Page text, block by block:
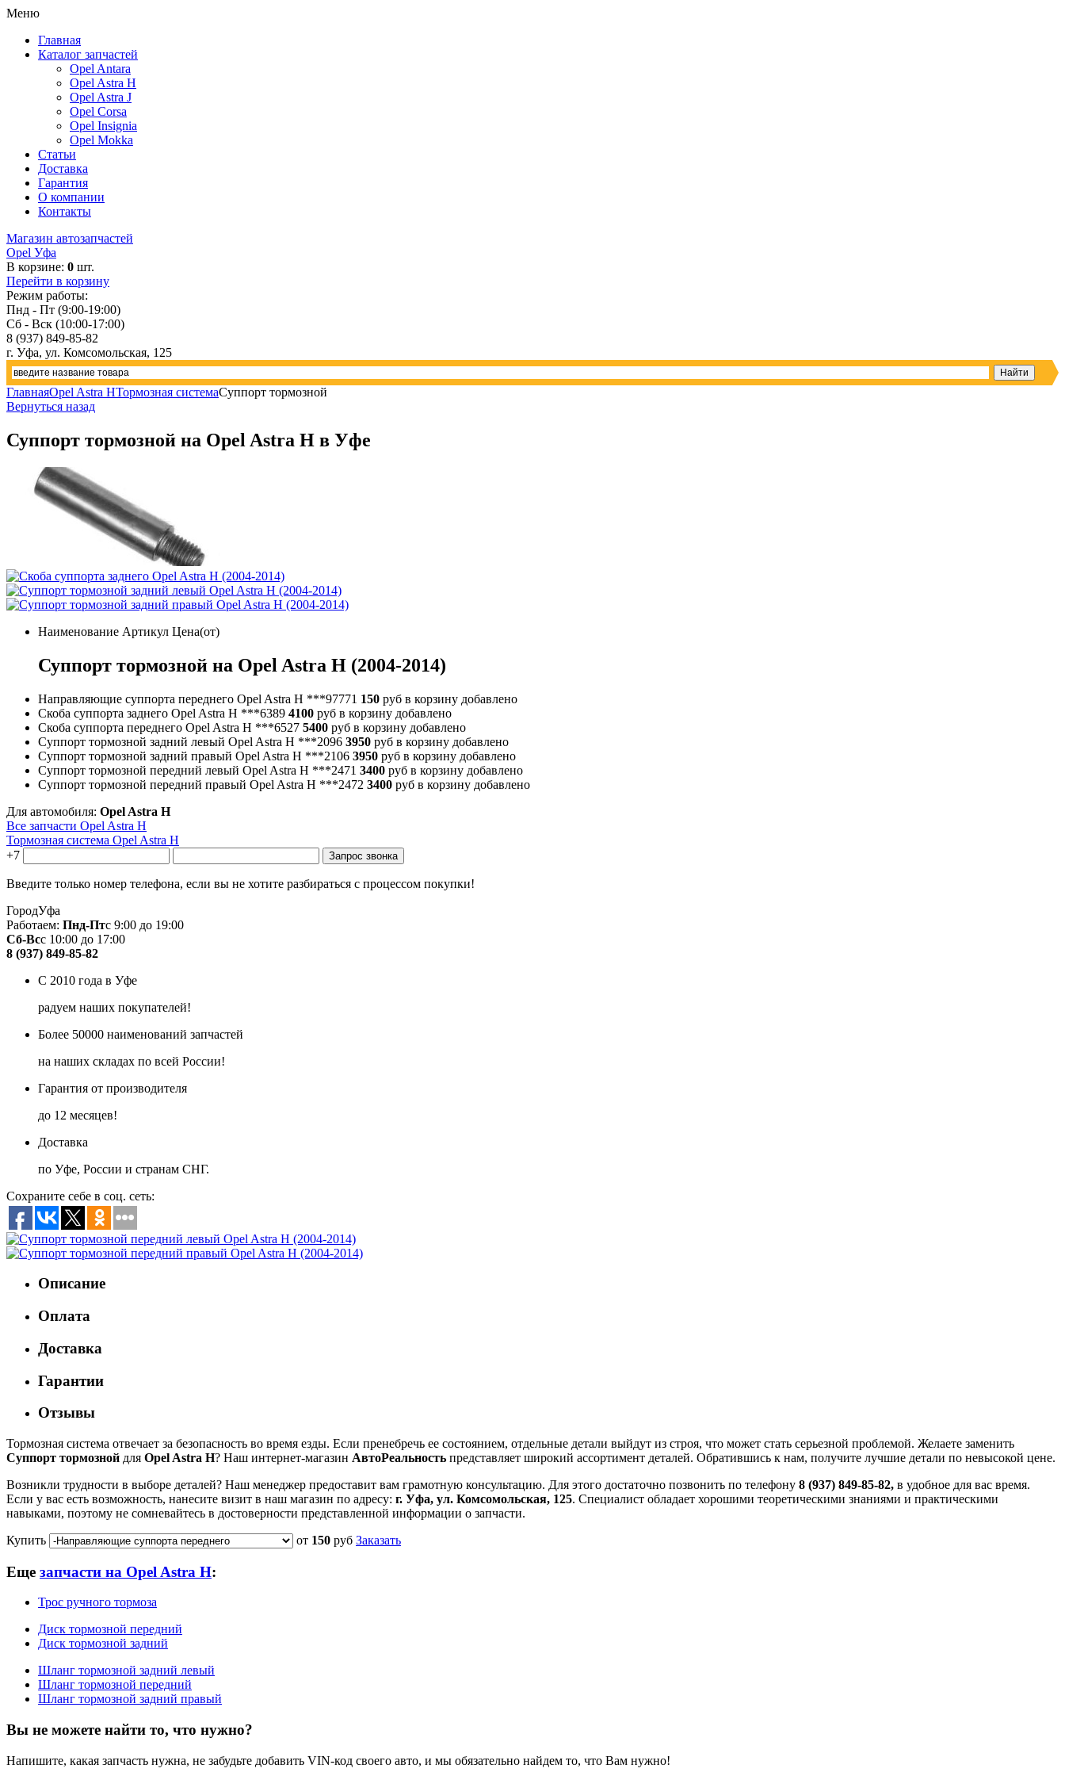
Меню
Главная
Каталог запчастей
Opel Antara
Opel Astra H
Opel Astra J
Opel Corsa
Opel Insignia
Opel Mokka
Статьи
Доставка
Гарантия
О компании
Контакты
Магазин автозапчастей
Opel Уфа
В корзине: 0 шт.
Перейти в корзину
Режим работы:
Пнд - Пт (9:00-19:00)
Сб - Вск (10:00-17:00)
8 (937) 849-85-82
г. Уфа, ул. Комсомольская, 125
ГлавнаяOpel Astra HТормозная системаСуппорт тормозной
Вернуться назад
Суппорт тормозной на Opel Astra H в Уфе
Наименование Артикул Цена(от)
Суппорт тормозной на Opel Astra H (2004-2014)
Направляющие суппорта переднего Opel Astra H ***97771 150 руб в корзину добавлено
Скоба суппорта заднего Opel Astra H ***6389 4100 руб в корзину добавлено
Скоба суппорта переднего Opel Astra H ***6527 5400 руб в корзину добавлено
Суппорт тормозной задний левый Opel Astra H ***2096 3950 руб в корзину добавлено
Суппорт тормозной задний правый Opel Astra H ***2106 3950 руб в корзину добавлено
Суппорт тормозной передний левый Opel Astra H ***2471 3400 руб в корзину добавлено
Суппорт тормозной передний правый Opel Astra H ***2472 3400 руб в корзину добавлено
Для автомобиля: Opel Astra H
Все запчасти Opel Astra H
Тормозная система Opel Astra H
+7
Введите только номер телефона, если вы не хотите разбираться с процессом покупки!
ГородУфа
Работаем: Пнд-Птс 9:00 до 19:00
Сб-Всс 10:00 до 17:00
8 (937) 849-85-82
С 2010 года в Уфе
радуем наших покупателей!
Более 50000 наименований запчастей
на наших складах по всей России!
Гарантия от производителя
до 12 месяцев!
Доставка
по Уфе, России и странам СНГ.
Сохраните себе в соц. сеть:
Описание
Оплата
Доставка
Гарантии
Отзывы
Тормозная система отвечает за безопасность во время езды. Если пренебречь ее состоянием, отдельные детали выйдут из строя, что может стать серьезной проблемой. Желаете заменить
Суппорт тормозной для Opel Astra H? Наш интернет-магазин АвтоРеальность представляет широкий ассортимент деталей. Обратившись к нам, получите лучшие детали по невысокой цене.
Возникли трудности в выборе деталей? Наш менеджер предоставит вам грамотную консультацию. Для этого достаточно позвонить по телефону 8 (937) 849-85-82, в удобное для вас время.
Если у вас есть возможность, нанесите визит в наш магазин по адресу: г. Уфа, ул. Комсомольская, 125. Специалист обладает хорошими теоретическими знаниями и практическими
навыками, поэтому не сомневайтесь в достоверности представленной информации о запчасти.
Купить
от 150 руб Заказать
Еще запчасти на Opel Astra H:
Трос ручного тормоза
Диск тормозной передний
Диск тормозной задний
Шланг тормозной задний левый
Шланг тормозной передний
Шланг тормозной задний правый
Вы не можете найти то, что нужно?
Напишите, какая запчасть нужна, не забудьте добавить VIN-код своего авто, и мы обязательно найдем то, что Вам нужно!